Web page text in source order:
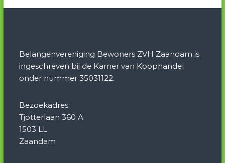
Belangenvereniging Bewoners ZVH Zaandam is
ingeschreven bij de Kamer van Koophandel
onder nummer 35031122.
Bezoekadres:
Tjotterlaan 360 A
1503 LL
Zaandam